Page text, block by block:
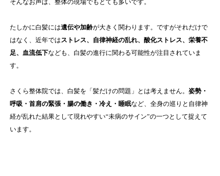
そんなお声は、整体の現場でもとても多いです。
たしかに白髪には遺伝や加齢が大きく関わります。ですがそれだけで
はなく、近年では ストレス、自律神経の乱れ、酸化ストレス、栄養不
足、血流低下なども、白髪の進行に関わる可能性が注目されていま
す。
さくら整体院では、白髪を「髪だけの問題」とは考えません。 姿勢・
呼吸・首肩の緊張・腸の働き・冷え・睡眠など、全身の巡りと自律神
経が乱れた結果として現れやすい“未病のサイン”の一つとして捉えて
います。